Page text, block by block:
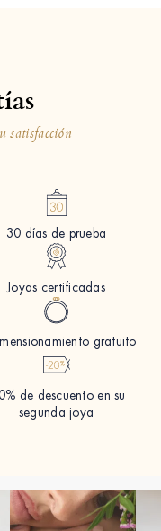
satisfacción
30 días de prueba
Joyas certificadas
gratuito
de descuento en su
segunda joya